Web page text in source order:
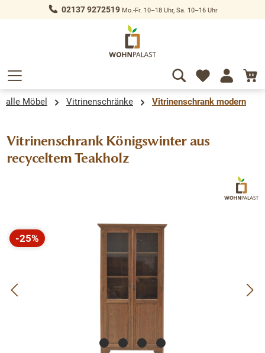
springen 02137 9272519Mo.-Fr. 10–18 Uhr, Sa. 10–16 Uhr
alle Möbel Vitrinenschränke Vitrinenschrank modern
Vitrinenschrank Königswinter aus
recyceltem Teakholz
Bildergalerie überspringen
-25%
Rabatt